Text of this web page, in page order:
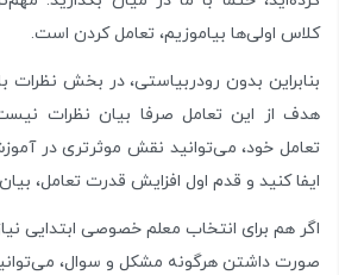
کلاس اولی‌ها بیاموزیم، تعامل کردن است.
بنابراین بدون رودربیاستی، در بخش نظرات
هدف از این تعامل صرفا بیان نظرات
تعامل خود، می‌توانید نقش موثرتری در
ایفا کنید و قدم اول افزایش قدرت تعامل،
اگر هم برای انتخاب معلم خصوصی ابتدایی
صورت داشتن هرگونه مشکل و سوال،